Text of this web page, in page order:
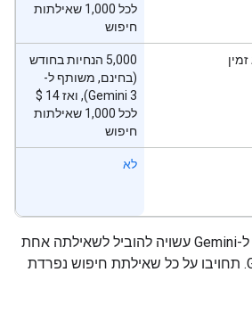
לכל 1,000 שאילתות
חיפוש
‫5,000 הנחיות בחודש
(בחינם, משותף ל-
לכל 1,000 שאילתות
חיפוש
לא
בקשה שהלקוח שולח ל-Gemini עשויה להוביל לשאילתה אחת
או יותר בחיפוש Google. תחויבו על כל שאילתת חיפוש נפרדת